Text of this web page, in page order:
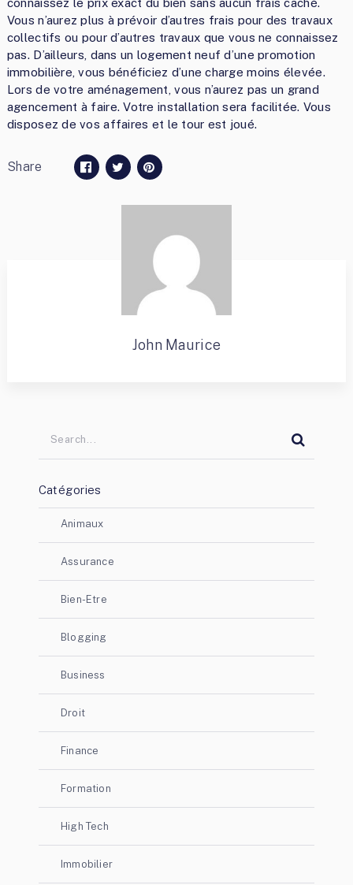
Vous n’aurez plus à prévoir d’autres frais pour des travaux
collectifs ou pour d’autres travaux que vous ne connaissez
pas. D’ailleurs, dans un logement neuf d’une promotion
immobilière, vous bénéficiez d’une charge moins élevée.
Lors de votre aménagement, vous n’aurez pas un grand
agencement à faire. Votre installation sera facilitée. Vous
disposez de vos affaires et le tour est joué.
Share
John Maurice
Catégories
Animaux
Assurance
Bien-Etre
Blogging
Business
Droit
Finance
Formation
High Tech
Immobilier